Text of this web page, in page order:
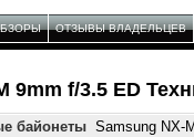
ОТЗЫВЫ ВЛАДЕЛЬЦЕВ
9mm f/3.5 ED
байонеты Samsung NX-M